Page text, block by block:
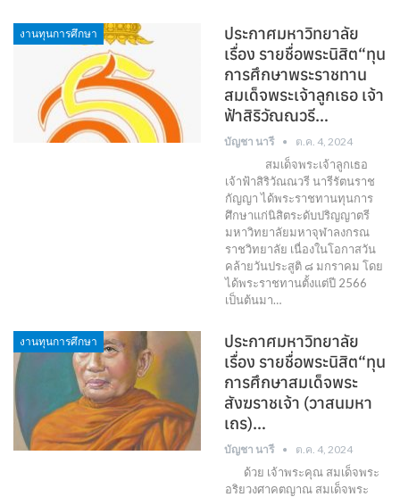
งานทุนการศึกษา
ประกาศมหาวิทยาลัย
เรื่อง รายชื่อพระนิสิต“ทุน
การศึกษาพระราชทาน
สมเด็จพระเจ้าลูกเธอ เจ้า
ฟ้าสิริวัณณวรี…
บัญชา นารี ต.ค. 4, 2024
สมเด็จพระเจ้าลูกเธอ
เจ้าฟ้าสิริวัณณวรี นารีรัตนราช
กัญญา ได้พระราชทานทุนการ
ศึกษาแก่นิสิตระดับปริญญาตรี
มหาวิทยาลัยมหาจุฬาลงกรณ
ราชวิทยาลัย เนื่องในโอกาสวัน
คล้ายวันประสูติ ๘ มกราคม โดย
ได้พระราชทานตั้งแต่ปี 2566
เป็นต้นมา…
งานทุนการศึกษา
ประกาศมหาวิทยาลัย
เรื่อง รายชื่อพระนิสิต“ทุน
การศึกษาสมเด็จพระ
สังฆราชเจ้า (วาสนมหา
เถร)…
บัญชา นารี ต.ค. 4, 2024
ด้วย เจ้าพระคุณ สมเด็จพระ
อริยวงศาคตญาณ สมเด็จพระ